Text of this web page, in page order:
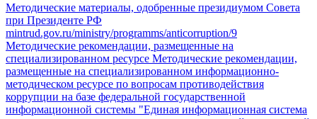
Методические материалы, одобренные президиумом Совета
при Президенте РФ
mintrud.gov.ru/ministry/programms/anticorruption/9
Методические рекомендации, размещенные на
специализированном ресурсе Методические рекомендации,
размещенные на специализированном информационно-
методическом ресурсе по вопросам противодействия
коррупции на базе федеральной государственной
информационной системы "Единая информационная система